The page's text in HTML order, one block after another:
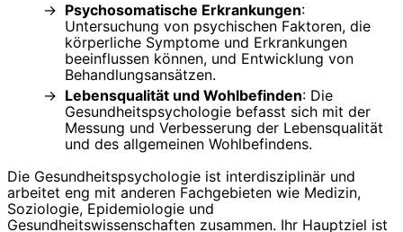
Psychosomatische Erkrankungen:
Untersuchung von psychischen Faktoren, die
körperliche Symptome und Erkrankungen
beeinflussen können, und Entwicklung von
Behandlungsansätzen.
Lebensqualität und Wohlbefinden: Die
Gesundheitspsychologie befasst sich mit der
Messung und Verbesserung der Lebensqualität
und des allgemeinen Wohlbefindens.
Die Gesundheitspsychologie ist interdisziplinär und
arbeitet eng mit anderen Fachgebieten wie Medizin,
Soziologie, Epidemiologie und
Gesundheitswissenschaften zusammen. Ihr Hauptziel ist